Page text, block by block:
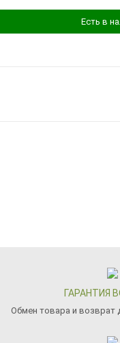
Есть в
ГАРАНТИЯ
Обмен товара и возврат